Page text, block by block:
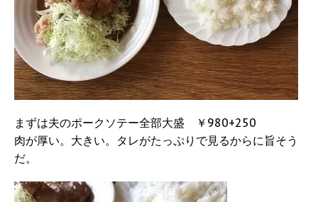
まずは夫のポークソテー全部大盛 ￥980+250
肉が厚い。大きい。タレがたっぷりで見るからに旨そう
だ。